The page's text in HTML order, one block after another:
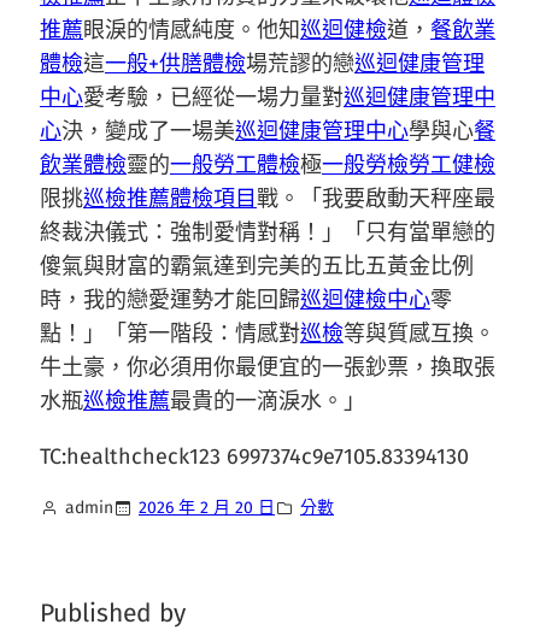
推薦眼淚的情感純度。他知巡迴健檢道， 餐飲業
體檢這一般+供膳體檢場荒謬的戀巡迴健康管理
中心愛考驗，已經從一場力量對巡迴健康管理中
心決，變成了一場美巡迴健康管理中心學與心餐
飲業體檢靈的一般勞工體檢極一般勞檢勞工健檢
限挑巡檢推薦體檢項目戰。「我要啟動天秤座最
終裁決儀式：強制愛情對稱！」「只有當單戀的
傻氣與財富的霸氣達到完美的五比五黃金比例
時，我的戀愛運勢才能回歸巡迴健檢中心零
點！」「第一階段：情感對巡檢等與質感互換。
牛土豪，你必須用你最便宜的一張鈔票，換取張
水瓶巡檢推薦最貴的一滴淚水。」
TC:healthcheck123 6997374c9e7105.83394130
admin 2026 年 2 月 20 日 分數
Published by